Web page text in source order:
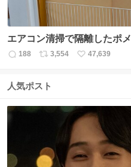
エアコン清掃で隔離したポメ
返
数
188
リ
ス
数
3,554
い
47,639
人気ポスト